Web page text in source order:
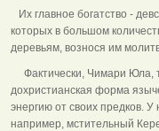
Их главное богатство -
которых в большом
деревьям, вознося им
Фактически, Чимари Юла,
дохристианская форма
энергию от своих предков. У
например, мстительный